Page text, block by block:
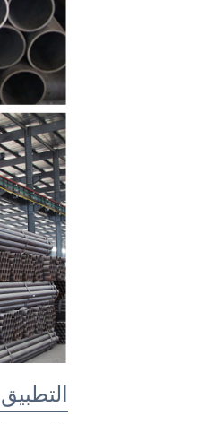
التطبيق